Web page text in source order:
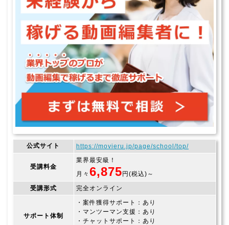
公式サイト https://movieru.jp/page/school/top/
受講料金
業界最安級！
月々 6,875円(税込)～
受講形式
完全オンライン
サポート体制
・案件獲得サポート：あり
・マンツーマン支援：あり
・チャットサポート：あり